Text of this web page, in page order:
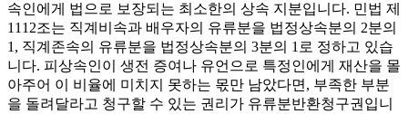
속인에게 법으로 보장되는 최소한의 상속 지분입니다. 민법 제
1112조는 직계비속과 배우자의 유류분을 법정상속분의 2분의
1, 직계존속의 유류분을 법정상속분의 3분의 1로 정하고 있습
니다. 피상속인이 생전 증여나 유언으로 특정인에게 재산을 몰
아주어 이 비율에 미치지 못하는 몫만 남았다면, 부족한 부분
을 돌려달라고 청구할 수 있는 권리가 유류분반환청구권입니